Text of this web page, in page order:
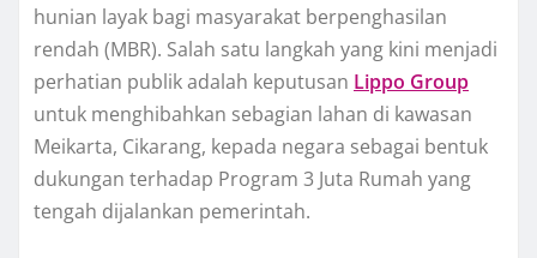
hunian layak bagi masyarakat berpenghasilan
rendah (MBR). Salah satu langkah yang kini menjadi
perhatian publik adalah keputusan Lippo Group
untuk menghibahkan sebagian lahan di kawasan
Meikarta, Cikarang, kepada negara sebagai bentuk
dukungan terhadap Program 3 Juta Rumah yang
tengah dijalankan pemerintah.